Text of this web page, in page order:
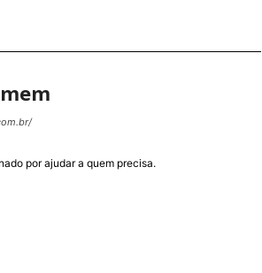
por ajudar a quem precisa.